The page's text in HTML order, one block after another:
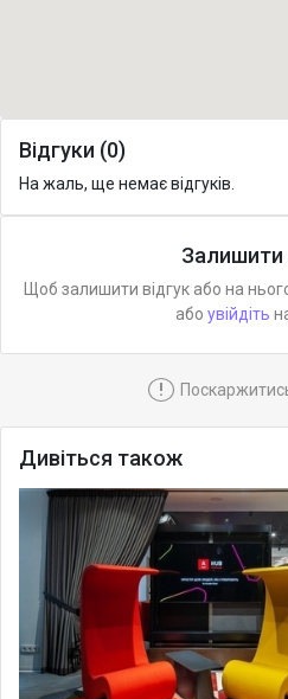
Відгуки (0)
На жаль, ще немає відгуків.
Залишити
Щоб залишити відгук або на
або увійдіть
!
Дивіться також